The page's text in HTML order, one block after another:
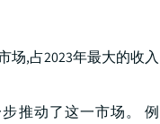
场,占2023年最大的收入
推动了这一市场。 例